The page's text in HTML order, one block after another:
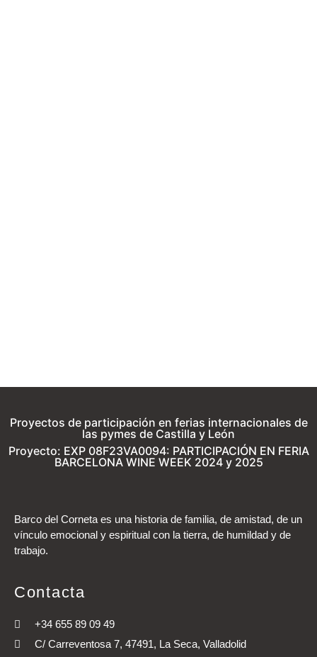
Proyectos de participación en ferias internacionales de
las pymes de Castilla y León
Proyecto: EXP 08F23VA0094: PARTICIPACIÓN EN FERIA
BARCELONA WINE WEEK 2024 y 2025
Barco del Corneta es una historia de familia, de amistad, de un
vínculo emocional y espiritual con la tierra, de humildad y de
trabajo.
Contacta
+34 655 89 09 49
C/ Carreventosa 7, 47491, La Seca, Valladolid